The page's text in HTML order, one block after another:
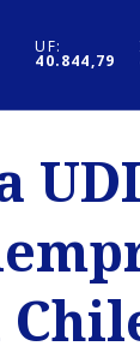
UF:
40.844,79